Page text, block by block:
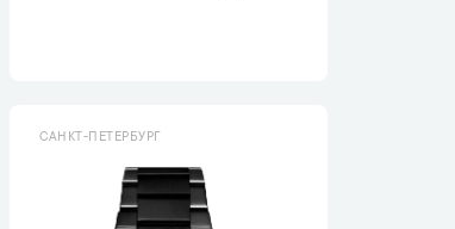
САНКТ-ПЕТЕРБУРГ